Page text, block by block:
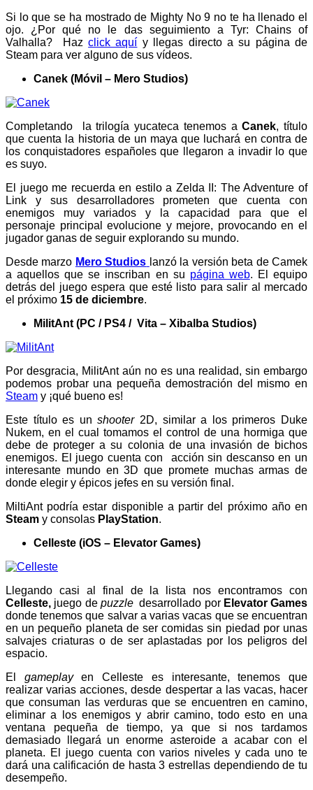
Si lo que se ha mostrado de Mighty No 9 no te ha llenado el
ojo. ¿Por qué no le das seguimiento a Tyr: Chains of
Valhalla? Hazclick aquí y llegas directo a su página de
Steam para ver alguno de sus vídeos.
Canek (Móvil – Mero Studios)
Completando la trilogía yucateca tenemos aCanek, título
que cuenta la historia de un maya que luchará en contra de
los conquistadores españoles que llegaron a invadir lo que
es suyo.
El juego me recuerda en estilo a Zelda II: The Adventure of
Link y sus desarrolladores prometen que cuenta con
enemigos muy variados y la capacidad para que el
personaje principal evolucione y mejore, provocando en el
jugador ganas de seguir explorando su mundo.
Desde marzo Mero Studios lanzó la versión beta de Camek
a aquellos que se inscriban en su página web. El equipo
detrás del juego espera que esté listo para salir al mercado
el próximo 15 de diciembre.
MilitAnt (PC / PS4 / Vita – Xibalba Studios)
Por desgracia, MilitAnt aún no es una realidad, sin embargo
podemos probar una pequeña demostración del mismo en
Steam y ¡qué bueno es!
Este título es unshooter2D, similar a los primeros Duke
Nukem, en el cual tomamos el control de una hormiga que
debe de proteger a su colonia de una invasión de bichos
enemigos. El juego cuenta con acción sin descanso en un
interesante mundo en 3D que promete muchas armas de
donde elegir y épicos jefes en su versión final.
MiltiAnt podría estar disponible a partir del próximo año en
Steam y consolas PlayStation.
Celleste (iOS – Elevator Games)
Llegando casi al final de la lista nos encontramos con
Celleste, juego de puzzledesarrollado por Elevator Games
donde tenemos que salvar a varias vacas que se encuentran
en un pequeño planeta de ser comidas sin piedad por unas
salvajes criaturas o de ser aplastadas por los peligros del
espacio.
El gameplayen Celleste es interesante, tenemos que
realizar varias acciones, desde despertar a las vacas, hacer
que consuman las verduras que se encuentren en camino,
eliminar a los enemigos y abrir camino, todo esto en una
ventana pequeña de tiempo, ya que si nos tardamos
demasiado llegará un enorme asteroide a acabar con el
planeta. El juego cuenta con varios niveles y cada uno te
dará una calificación de hasta 3 estrellas dependiendo de tu
desempeño.